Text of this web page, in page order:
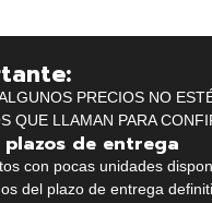
PRECIOS NO
QUE LLAMAN PARA
de entrega
con pocas unidades
del plazo de entrega